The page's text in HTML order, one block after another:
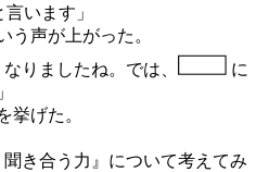
います」
う声が上がった。
りましたね。では、
に
挙げた。
聞き合う力』 について考えてみ